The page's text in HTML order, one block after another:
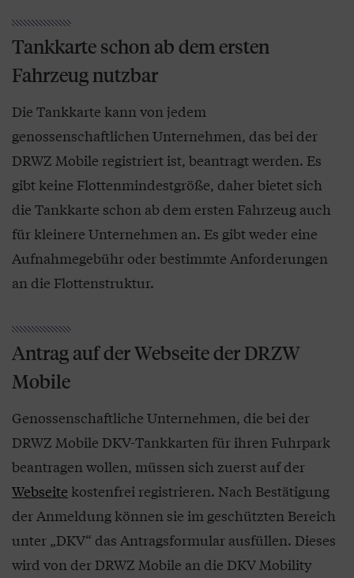
Tankkarte schon ab dem ersten
Fahrzeug nutzbar
Die Tankkarte kann von jedem
genossenschaftlichen Unternehmen, das bei der
DRWZ Mobile registriert ist, beantragt werden. Es
gibt keine Flottenmindestgröße, daher bietet sich
die Tankkarte schon ab dem ersten Fahrzeug auch
für kleinere Unternehmen an. Es gibt weder eine
Aufnahmegebühr oder bestimmte Anforderungen
an die Flottenstruktur.
Antrag auf der Webseite der DRZW
Mobile
Genossenschaftliche Unternehmen, die bei der
DRWZ Mobile DKV-Tankkarten für ihren Fuhrpark
beantragen wollen, müssen sich zuerst auf der
Webseite kostenfrei registrieren. Nach Bestätigung
der Anmeldung können sie im geschützten Bereich
unter „DKV“ das Antragsformular ausfüllen. Dieses
wird von der DRWZ Mobile an die DKV Mobility